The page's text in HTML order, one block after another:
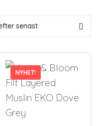
NYHET!
NYHET!